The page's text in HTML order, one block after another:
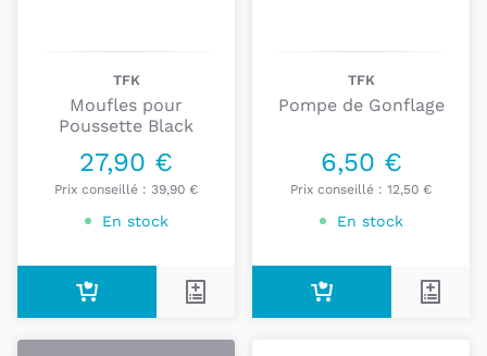
TFK
Moufles pour
Poussette Black
27,90 €
Prix conseillé : 39,90 €
En stock
TFK
Pompe de Gonflage
6,50 €
Prix conseillé : 12,50 €
En stock